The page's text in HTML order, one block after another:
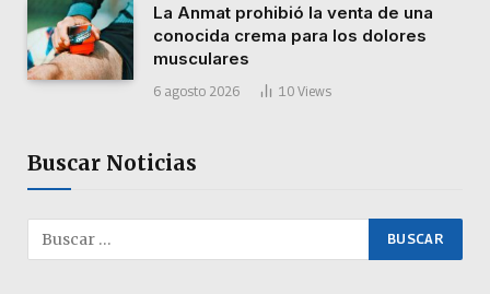
La Anmat prohibió la venta de una
conocida crema para los dolores
musculares
6 agosto 2026 10 Views
Buscar Noticias